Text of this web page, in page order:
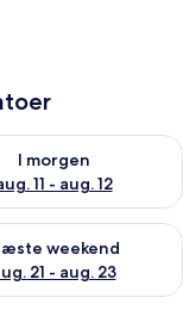
11
I morgen
11 - aug. 12
for i
14 - aug. 16
weekend
21 - aug. 23
for næste